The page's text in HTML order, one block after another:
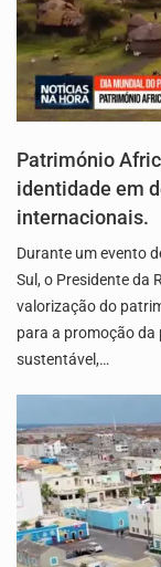
Património
identidade em
internacionais.
Durante um evento
Sul, o Presidente da
valorização do
para a promoção da
sustentável,…